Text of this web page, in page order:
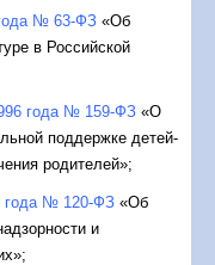
бесплатную
государственной
и порядка
и фи­
помощи
области от 17
обращения граждан за
(одиноко
№ 63-ФЗ «Об
в Российской
года № 159-ФЗ «О
поддержке детей-
родителей»;
года № 120-ФЗ «Об
и